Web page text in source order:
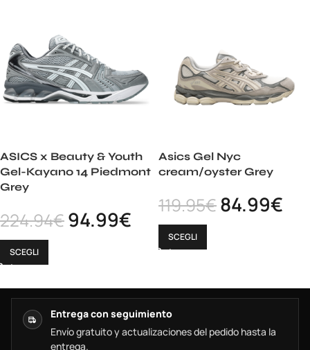
ASICS x Beauty & Youth
Gel-Kayano 14 Piedmont
Grey
224.94€94.99€
SCEGLI
Asics Gel Nyc
cream/oyster Grey
119.95€84.99€
SCEGLI
Entrega con seguimiento
Envío gratuito y actualizaciones del pedido hasta la
entrega.